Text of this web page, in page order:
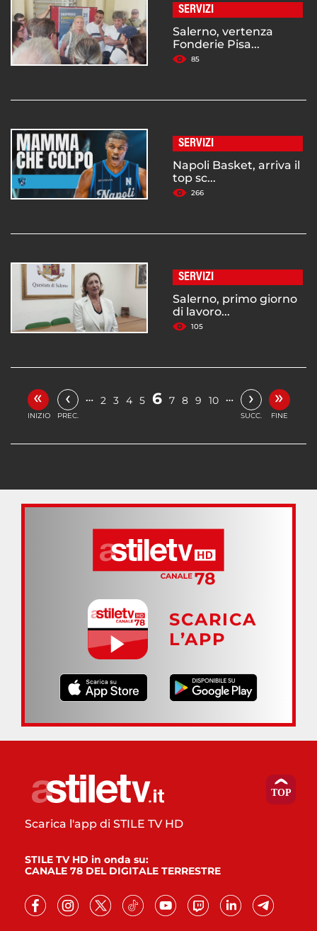
SERVIZI
Salerno, vertenza
Fonderie Pisa...
85
SERVIZI
Napoli Basket, arriva il
top sc...
266
SERVIZI
Salerno, primo giorno
di lavoro...
105
«
INIZIO
‹
PREC.
… 2 3 4 5 6 7 8 9 10 … ›
SUCC.
»
FINE
SCARICA
L’APP
Scarica l'app di STILE TV HD
STILE TV HD in onda su:
CANALE 78 DEL DIGITALE TERRESTRE